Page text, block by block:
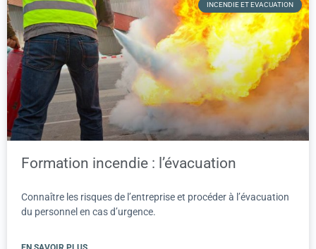
INCENDIE ET EVACUATION
Formation incendie : l’évacuation
Connaître les risques de l’entreprise et procéder à l’évacuation
du personnel en cas d’urgence.